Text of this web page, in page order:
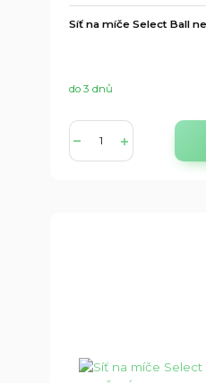
Síť na míče Select Ball
do 3 dnů